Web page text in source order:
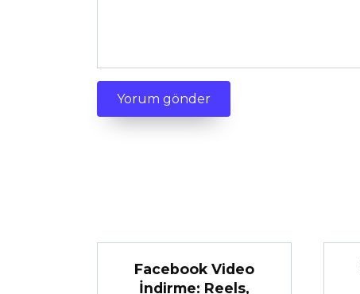
Facebook Video
İndirme: Reels,